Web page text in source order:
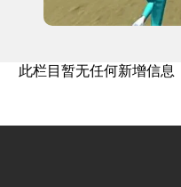
此栏目暂无任何新增信息